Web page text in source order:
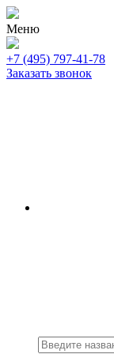
Меню
+7 (495) 797-41-78
Заказать звонок